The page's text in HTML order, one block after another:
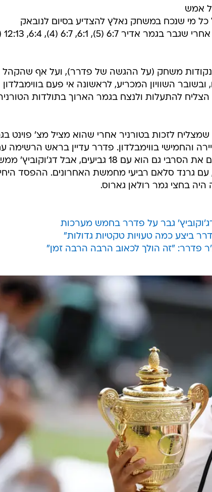
אמש
כל מי שנכח במשחק נאלץ להצדיע בסיום לנובאק
נקודות משחק (על ההגשה של פדרר), ועל אף שהקהל
השוויון המכריע, לראשונה אי פעם בווימבלדון
שמצליח לזכות בטורניר אחרי שהוא מציל מצ' פוינט
סלאם ה-16 שלו בקריירה והחמישי בווימבלדון. פדרר עדיין בראש הרשימה
20 גביעי גרנד סלאם, ורפאל נדאל מקדים את הסרבי גם הוא עם 18 גביעים, אבל
גרנד סלאם רביעי מחמשת האחרונים. ההפסד
בחצי גמר רולאן גארוס.
גבר על פדרר בחמש מערכות
ביצע כמה טעויות טקטיות גדולות"
פדרר: "זה הולך לכאוב הרבה הרבה זמן"